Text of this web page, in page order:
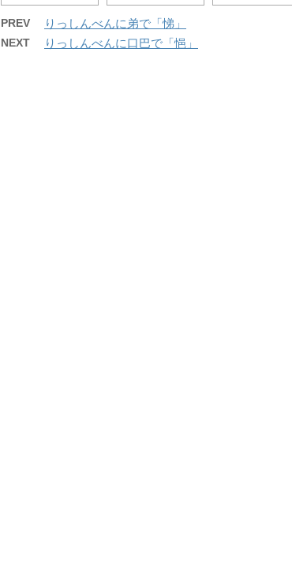
PREV りっしんべんに弟で「悌」
NEXT りっしんべんに口巴で「悒」